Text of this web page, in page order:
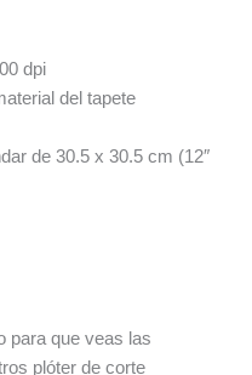
dpi
del tapete
de 30.5 x 30.5 cm (12″
para que veas las
plóter de corte